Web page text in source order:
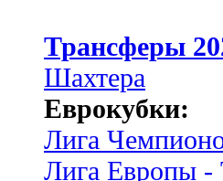
Трансферы
Шахтера
Еврокубки:
Лига
Лига Европы -